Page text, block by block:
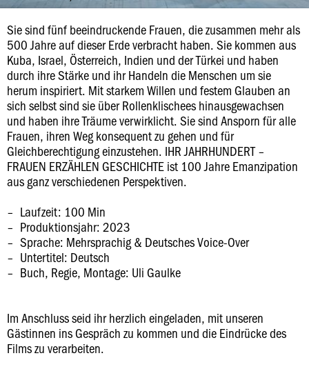
Sie sind fünf beeindruckende Frauen, die zusammen mehr als
500 Jahre auf dieser Erde verbracht haben. Sie kommen aus
Kuba, Israel, Österreich, Indien und der Türkei und haben
durch ihre Stärke und ihr Handeln die Menschen um sie
herum inspiriert. Mit starkem Willen und festem Glauben an
sich selbst sind sie über Rollenklischees hinausgewachsen
und haben ihre Träume verwirklicht. Sie sind Ansporn für alle
Frauen, ihren Weg konsequent zu gehen und für
Gleichberechtigung einzustehen. IHR JAHRHUNDERT –
FRAUEN ERZÄHLEN GESCHICHTE ist 100 Jahre Emanzipation
aus ganz verschiedenen Perspektiven.
Laufzeit: 100 Min
Produktionsjahr: 2023
Sprache: Mehrsprachig & Deutsches Voice-Over
Untertitel: Deutsch
Buch, Regie, Montage: Uli Gaulke
Im Anschluss seid ihr herzlich eingeladen, mit unseren
Gästinnen ins Gespräch zu kommen und die Eindrücke des
Films zu verarbeiten.